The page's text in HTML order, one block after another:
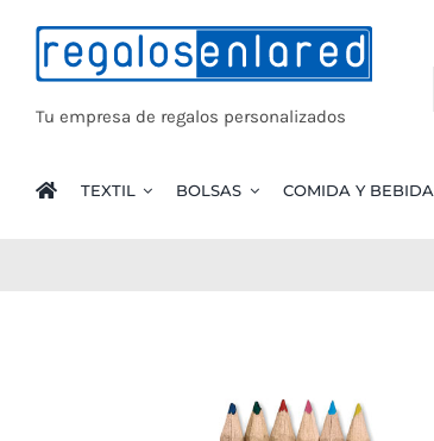
contenido
Tu empresa de regalos personalizados
TEXTIL BOLSAS COMIDA Y BEBIDA